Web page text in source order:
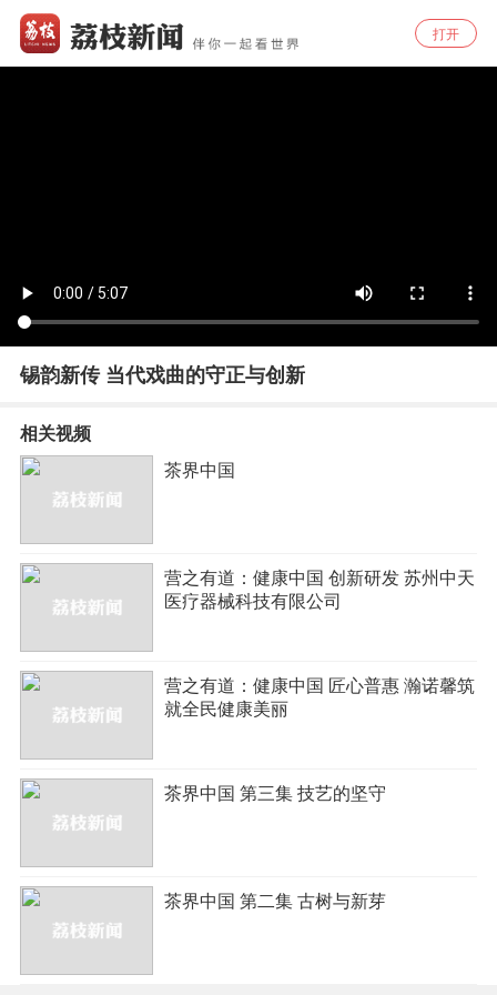
打开
锡韵新传 当代戏曲的守正与创新
相关视频
茶界中国
营之有道：健康中国 创新研发 苏州中天
医疗器械科技有限公司
营之有道：健康中国 匠心普惠 瀚诺馨筑
就全民健康美丽
茶界中国 第三集 技艺的坚守
茶界中国 第二集 古树与新芽